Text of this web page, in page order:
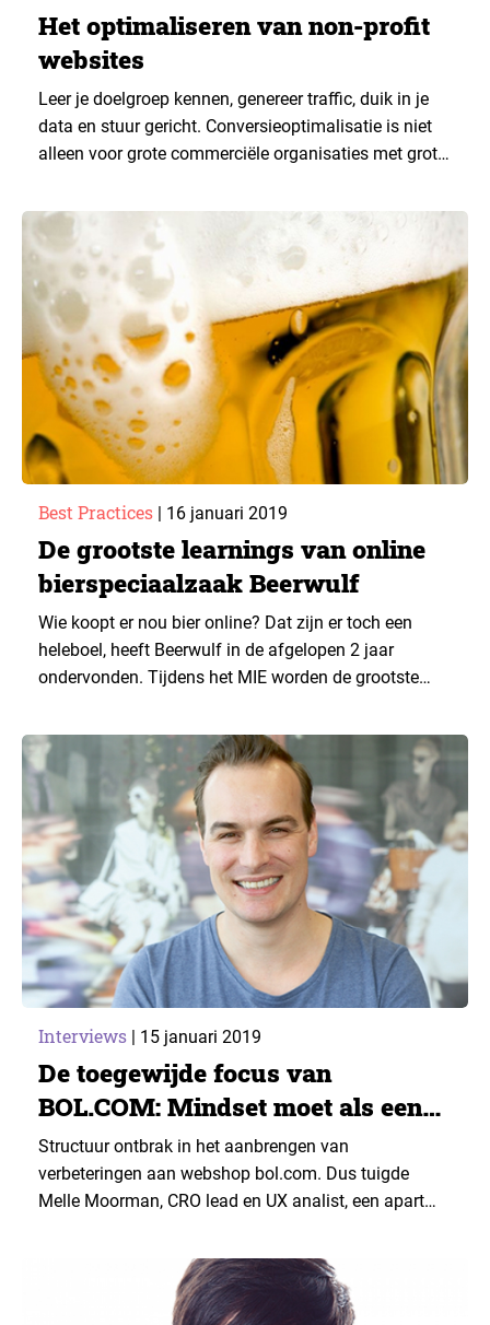
Het optimaliseren van non-profit
websites
Leer je doelgroep kennen, genereer traffic, duik in je
data en stuur gericht. Conversieoptimalisatie is niet
alleen voor grote commerciële organisaties met grote
interessante non-profit organisaties zien hoe zij dit
aanpakken.
Best Practices | 16 januari 2019
De grootste learnings van online
bierspeciaalzaak Beerwulf
Wie koopt er nou bier online? Dat zijn er toch een
heleboel, heeft Beerwulf in de afgelopen 2 jaar
ondervonden. Tijdens het MIE worden de grootste
Interviews | 15 januari 2019
De toegewijde focus van
BOL.COM: Mindset moet als een
olievlek door de organisatie
Structuur ontbrak in het aanbrengen van
verbeteringen aan webshop bol.com. Dus tuigde
Melle Moorman, CRO lead en UX analist, een apart